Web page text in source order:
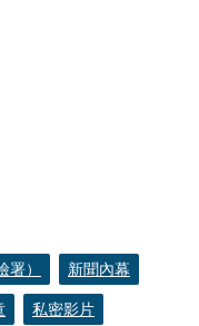
）
新聞內幕
私密影片